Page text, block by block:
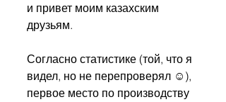
и привет моим казахским
друзьям.
Согласно статистике (той, что я
видел, но не перепроверял ☺),
первое место по производству